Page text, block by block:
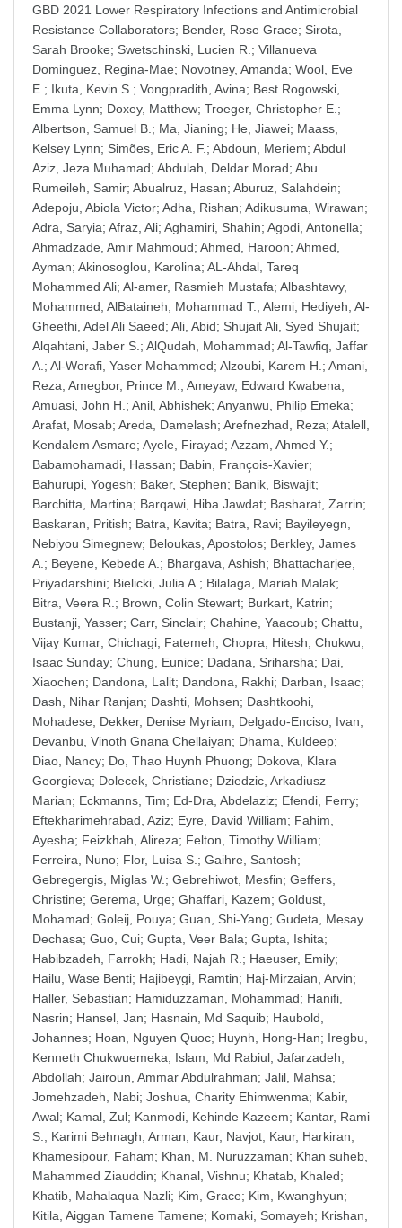
GBD 2021 Lower Respiratory Infections and Antimicrobial
Resistance Collaborators; Bender, Rose Grace; Sirota,
Sarah Brooke; Swetschinski, Lucien R. ; Villanueva
Dominguez, Regina-Mae; Novotney, Amanda; Wool, Eve
E. ; Ikuta, Kevin S. ; Vongpradith, Avina; Best Rogowski,
Emma Lynn; Doxey, Matthew; Troeger, Christopher E. ;
Albertson, Samuel B. ; Ma, Jianing; He, Jiawei; Maass,
Kelsey Lynn; Simões, Eric A. F. ; Abdoun, Meriem; Abdul
Aziz, Jeza Muhamad; Abdulah, Deldar Morad; Abu
Rumeileh, Samir; Abualruz, Hasan; Aburuz, Salahdein;
Adepoju, Abiola Victor; Adha, Rishan; Adikusuma, Wirawan;
Adra, Saryia; Afraz, Ali; Aghamiri, Shahin; Agodi, Antonella;
Ahmadzade, Amir Mahmoud; Ahmed, Haroon; Ahmed,
Ayman; Akinosoglou, Karolina; AL-Ahdal, Tareq
Mohammed Ali; Al-amer, Rasmieh Mustafa; Albashtawy,
Mohammed; AlBataineh, Mohammad T.; Alemi, Hediyeh; Al-
Gheethi, Adel Ali Saeed; Ali, Abid; Shujait Ali, Syed Shujait;
Alqahtani, Jaber S. ; AlQudah, Mohammad; Al-Tawfiq, Jaffar
A. ; Al-Worafi, Yaser Mohammed; Alzoubi, Karem H. ; Amani,
Reza; Amegbor, Prince M. ; Ameyaw, Edward Kwabena;
Amuasi, John H. ; Anil, Abhishek; Anyanwu, Philip Emeka;
Arafat, Mosab; Areda, Damelash; Arefnezhad, Reza; Atalell,
Kendalem Asmare; Ayele, Firayad; Azzam, Ahmed Y.;
Babamohamadi, Hassan; Babin, François-Xavier;
Bahurupi, Yogesh; Baker, Stephen; Banik, Biswajit;
Barchitta, Martina; Barqawi, Hiba Jawdat; Basharat, Zarrin;
Baskaran, Pritish; Batra, Kavita; Batra, Ravi; Bayileyegn,
Nebiyou Simegnew; Beloukas, Apostolos; Berkley, James
A. ; Beyene, Kebede A. ; Bhargava, Ashish; Bhattacharjee,
Priyadarshini; Bielicki, Julia A. ; Bilalaga, Mariah Malak;
Bitra, Veera R. ; Brown, Colin Stewart; Burkart, Katrin;
Bustanji, Yasser; Carr, Sinclair; Chahine, Yaacoub; Chattu,
Vijay Kumar; Chichagi, Fatemeh; Chopra, Hitesh; Chukwu,
Isaac Sunday; Chung, Eunice; Dadana, Sriharsha; Dai,
Xiaochen; Dandona, Lalit; Dandona, Rakhi; Darban, Isaac;
Dash, Nihar Ranjan; Dashti, Mohsen; Dashtkoohi,
Mohadese; Dekker, Denise Myriam; Delgado-Enciso, Ivan;
Devanbu, Vinoth Gnana Chellaiyan; Dhama, Kuldeep;
Diao, Nancy; Do, Thao Huynh Phuong; Dokova, Klara
Georgieva; Dolecek, Christiane; Dziedzic, Arkadiusz
Marian; Eckmanns, Tim; Ed-Dra, Abdelaziz; Efendi, Ferry;
Eftekharimehrabad, Aziz; Eyre, David William; Fahim,
Ayesha; Feizkhah, Alireza; Felton, Timothy William;
Ferreira, Nuno; Flor, Luisa S. ; Gaihre, Santosh;
Gebregergis, Miglas W. ; Gebrehiwot, Mesfin; Geffers,
Christine; Gerema, Urge; Ghaffari, Kazem; Goldust,
Mohamad; Goleij, Pouya; Guan, Shi-Yang; Gudeta, Mesay
Dechasa; Guo, Cui; Gupta, Veer Bala; Gupta, Ishita;
Habibzadeh, Farrokh; Hadi, Najah R. ; Haeuser, Emily;
Hailu, Wase Benti; Hajibeygi, Ramtin; Haj-Mirzaian, Arvin;
Haller, Sebastian; Hamiduzzaman, Mohammad; Hanifi,
Nasrin; Hansel, Jan; Hasnain, Md Saquib; Haubold,
Johannes; Hoan, Nguyen Quoc; Huynh, Hong-Han; Iregbu,
Kenneth Chukwuemeka; Islam, Md Rabiul; Jafarzadeh,
Abdollah; Jairoun, Ammar Abdulrahman; Jalil, Mahsa;
Jomehzadeh, Nabi; Joshua, Charity Ehimwenma; Kabir,
Awal; Kamal, Zul; Kanmodi, Kehinde Kazeem; Kantar, Rami
S. ; Karimi Behnagh, Arman; Kaur, Navjot; Kaur, Harkiran;
Khamesipour, Faham; Khan, M. Nuruzzaman; Khan suheb,
Mahammed Ziauddin; Khanal, Vishnu; Khatab, Khaled;
Khatib, Mahalaqua Nazli; Kim, Grace; Kim, Kwanghyun;
Kitila, Aiggan Tamene Tamene; Komaki, Somayeh; Krishan,